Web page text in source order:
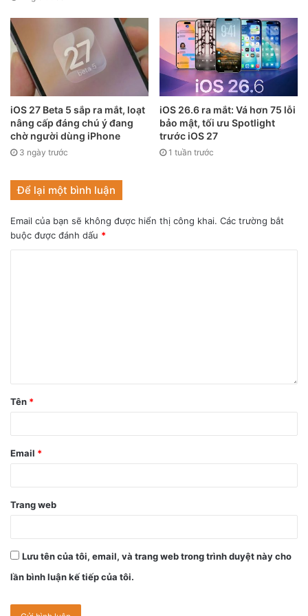
Nguồn: Apple
Apple cũng cung cấp API mới cho các nhà phát triển để tích
hợp hiệu ứng Liquid Glass vào ứng dụng của họ.
Các tính năng mới với Apple Intelligence
dùng hoàn thành công việc dễ dàng hơn và giao tiếp đa
nhắn, FaceTime, Điện thoại. Tính năng này được hỗ trợ bởi
các mô hình chạy trên hệ thống, đảm bảo quyền riêng tư.
iOS 27 Beta 5 sắp ra mắt, loạt
nâng cấp đáng chú ý đang
chờ người dùng iPhone
3 ngày trước
iOS 26.6 ra mắt: Vá hơn 75 lỗi
bảo mật, tối ưu Spotlight
trước iOS 27
1 tuần trước
Để lại một bình luận
Email của bạn sẽ không được hiển thị công khai. Các trường bắt
buộc được đánh dấu *
Tên *
Email *
Trang web
Lưu tên của tôi, email, và trang web trong trình duyệt này cho
lần bình luận kế tiếp của tôi.